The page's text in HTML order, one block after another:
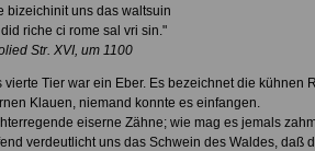
bizeichinit uns das waltsuin
riche ci rome sal vri sin."
Str. XVI, um 1100
vierte Tier war ein Eber. Es bezeichnet die kühnen
Klauen, niemand konnte es einfangen.
eiserne Zähne; wie mag es jemals
verdeutlicht uns das Schwein des Waldes, daß